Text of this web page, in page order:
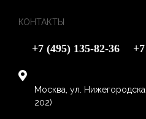
КОНТАКТЫ
+7 (495) 135-82-36
Москва, ул.
202)